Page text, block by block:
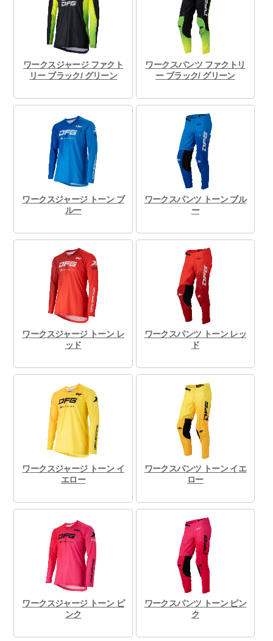
ワークスジャージ ファクト
リー ブラック/ グリーン
ワークスパンツ ファクトリ
ー ブラック/ グリーン
ワークスジャージ トーン ブ
ルー
ワークスパンツ トーン ブル
ー
ワークスジャージ トーン レ
ッド
ワークスパンツ トーン レッ
ド
ワークスジャージ トーン イ
エロー
ワークスパンツ トーン イエ
ロー
ワークスジャージ トーン ピ
ンク
ワークスパンツ トーン ピン
ク